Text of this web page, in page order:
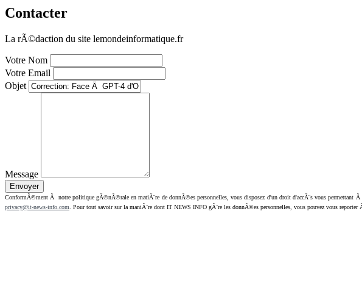
Contacter
La rÃ©daction du site lemondeinformatique.fr
Votre Nom
Votre Email
Objet
Message
ConformÃ©ment Ã notre politique gÃ©nÃ©rale en matiÃ¨re de donnÃ©es personnelles, vous disposez d'un droit d'accÃ¨s vous permettant
privacy@it-news-info.com . Pour tout savoir sur la maniÃ¨re dont IT NEWS INFO gÃ¨re les donnÃ©es personnelles, vous pouvez vous reporter